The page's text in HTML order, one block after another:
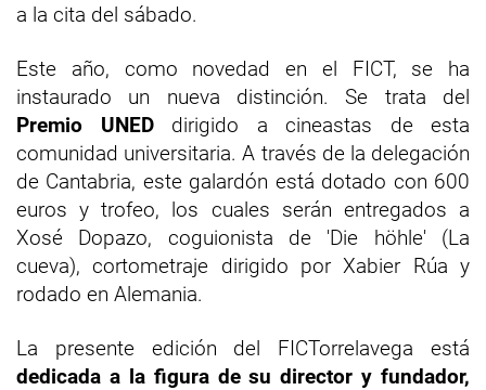
a la cita del sábado.
Este año, como novedad en el FICT, se ha
instaurado un nueva distinción. Se trata del
Premio UNEDdirigido a cineastas de esta
comunidad universitaria. A través de la delegación
de Cantabria, este galardón está dotado con 600
euros y trofeo, los cuales serán entregados a
Xosé Dopazo, coguionista de 'Die höhle' (La
cueva), cortometraje dirigido por Xabier Rúa y
rodado en Alemania.
La presente edición del FICTorrelavega está
dedicada a la figura de su director y fundador,